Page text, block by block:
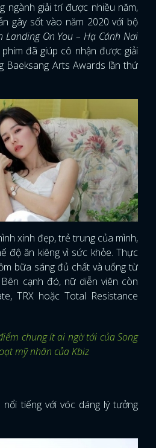
ngành giải trí được nhiều năm,
gây sốt vào năm 2020 với bộ
Landing On You – Hạ Cánh Nơi
đã giúp cô nhận được giải
Baeksang Arts Awards lần thứ
xinh đẹp, trẻ trung của mình,
độ ăn kiêng vì sức khỏe. Thực
bữa sáng đủ chất và uống từ
cạnh đó, nữ diễn viên còn
TRX hoặc Total Resistance
chung ít ai ngờ tới của Song
mỹ nhân của Kbiz
tiếng với vóc dáng lý tưởng